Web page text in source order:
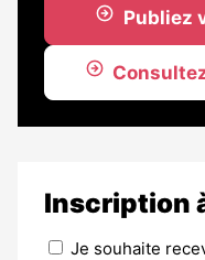
Publiez
Inscription
Je souhaite